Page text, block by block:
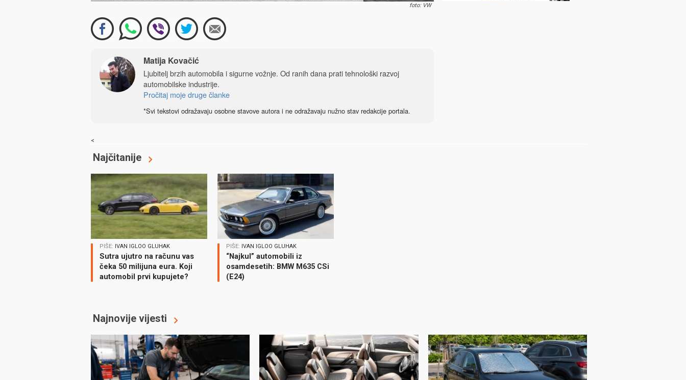
foto: VW
Matija Kovačić
Ljubitelj brzih automobila i sigurne vožnje. Od ranih dana prati tehnološki razvoj
automobilske industrije.
Pročitaj moje druge članke
*Svi tekstovi odražavaju osobne stavove autora i ne odražavaju nužno stav redakcije portala.
<
Najčitanije
PIŠE: IVAN IGLOO GLUHAK
Sutra ujutro na računu vas
čeka 50 milijuna eura. Koji
automobil prvi kupujete?
PIŠE: IVAN IGLOO GLUHAK
“Najkul” automobili iz
osamdesetih: BMW M635 CSi
(E24)
Najnovije vijesti